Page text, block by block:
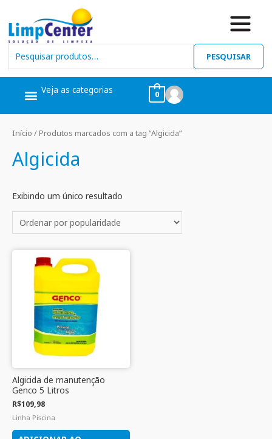
PESQUISAR
Veja as categorias 0
Início / Produtos marcados com a tag “Algicida”
Algicida
Exibindo um único resultado
Algicida de manutenção
Genco 5 Litros
R$109,98
Linha Piscina